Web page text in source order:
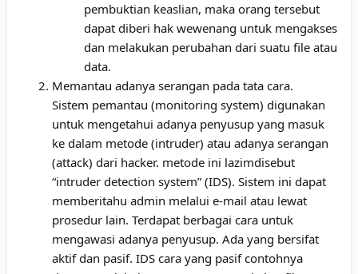
pembuktian keaslian, maka orang tersebut
dapat diberi hak wewenang untuk mengakses
dan melakukan perubahan dari suatu file atau
data.
Memantau adanya serangan pada tata cara.
Sistem pemantau (monitoring system) digunakan
untuk mengetahui adanya penyusup yang masuk
ke dalam metode (intruder) atau adanya serangan
(attack) dari hacker. metode ini lazimdisebut
“intruder detection system” (IDS). Sistem ini dapat
memberitahu admin melalui e-mail atau lewat
prosedur lain. Terdapat berbagai cara untuk
mengawasi adanya penyusup. Ada yang bersifat
aktif dan pasif. IDS cara yang pasif contohnya